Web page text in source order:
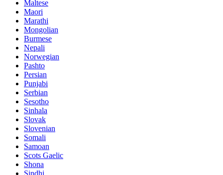
Maltese
Maori
Marathi
Mongolian
Burmese
Nepali
Norwegian
Pashto
Persian
Punjabi
Serbian
Sesotho
Sinhala
Slovak
Slovenian
Somali
Samoan
Scots Gaelic
Shona
Sindhi